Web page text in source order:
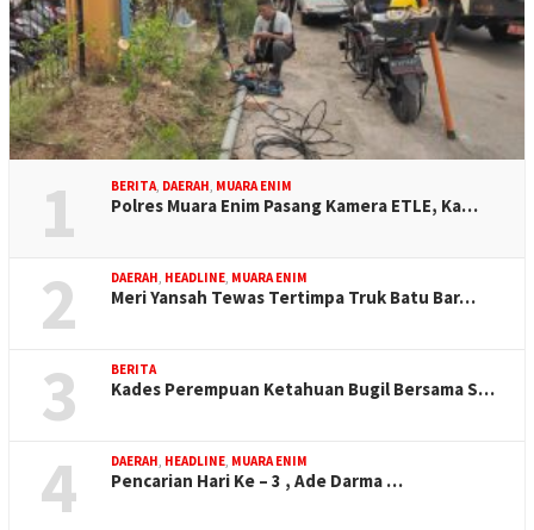
1 BERITA, DAERAH, MUARA ENIM
Polres Muara Enim Pasang Kamera ETLE, Ka…
2 DAERAH, HEADLINE, MUARA ENIM
Meri Yansah Tewas Tertimpa Truk Batu Bar…
3 BERITA
Kades Perempuan Ketahuan Bugil Bersama S…
4 DAERAH, HEADLINE, MUARA ENIM
Pencarian Hari Ke – 3 , Ade Darma …